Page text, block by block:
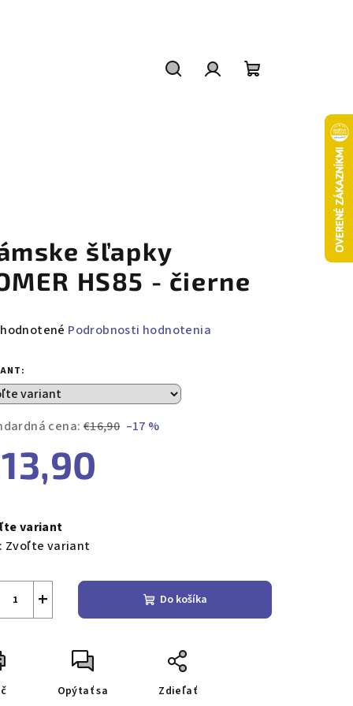
šľapky
HS85 - čierne
Podrobnosti hodnotenia
cena: €16,90 –17 %
variant
Zvoľte variant
+ Do košíka
Opýtať sa Zdieľať